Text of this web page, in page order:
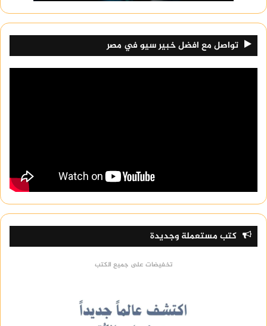
تواصل مع افضل خبير سيو في مصر
كتب مستعملة وجديدة
تخفيضات على جميع الكتب